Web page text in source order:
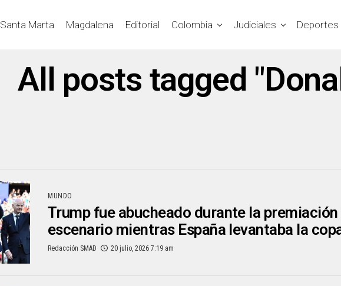
Santa Marta Magdalena Editorial Colombia Judiciales Deportes
All posts tagged
MUNDO
Trump fue abucheado durante la
escenario mientras España levantaba la
Redacción SMAD 20 julio, 2026 7:19 am